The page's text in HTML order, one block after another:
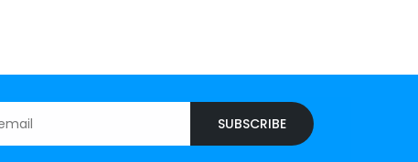
SUBSCRIBE